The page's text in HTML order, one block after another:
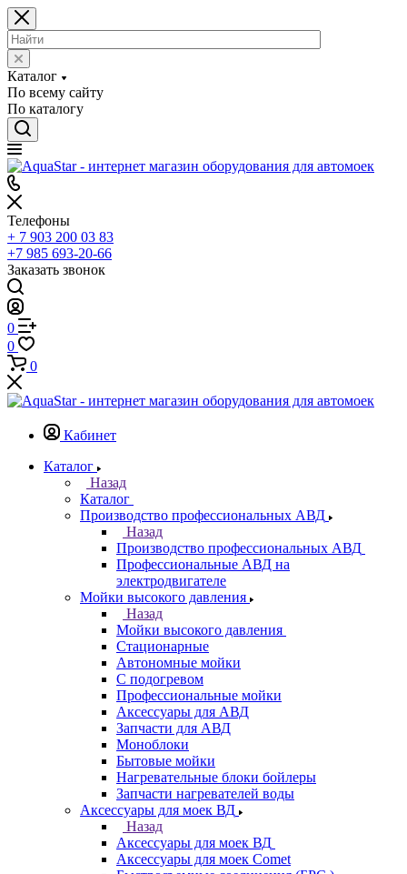
Каталог
По всему сайту
По каталогу
Телефоны
+ 7 903 200 03 83
+7 985 693-20-66
Заказать звонок
0
0
0
Кабинет
Каталог
Назад
Каталог
Производство профессиональных АВД
Назад
Производство профессиональных АВД
Профессиональные АВД на
электродвигателе
Мойки высокого давления
Назад
Мойки высокого давления
Стационарные
Автономные мойки
С подогревом
Профессиональные мойки
Аксессуары для АВД
Запчасти для АВД
Моноблоки
Бытовые мойки
Нагревательные блоки бойлеры
Запчасти нагревателей воды
Аксессуары для моек ВД
Назад
Аксессуары для моек ВД
Аксессуары для моек Comet